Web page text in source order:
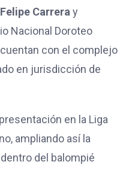
Carreray
Nacional Doroteo
con el complejo
en jurisdicción de
en la Liga
ampliando así la
del balompié